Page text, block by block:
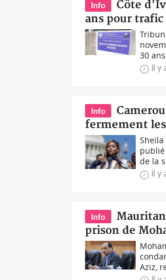
Info
Côte
ans pour
30
il y
Info
fermement
de la
il y
Info
prison de
Aziz,